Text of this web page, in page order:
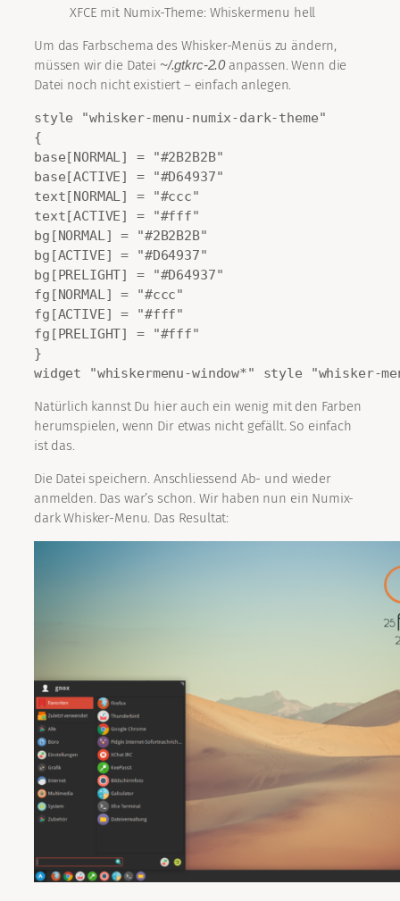
XFCE mit Numix-Theme: Whiskermenu hell
Um das Farbschema des Whisker-Menüs zu ändern,
müssen wir die Datei ~/.gtkrc-2.0anpassen. Wenn die
Datei noch nicht existiert – einfach anlegen.
style "whisker-menu-numix-dark-theme"
{
base[NORMAL] = "#2B2B2B"
base[ACTIVE] = "#D64937"
text[NORMAL] = "#ccc"
text[ACTIVE] = "#fff"
bg[NORMAL] = "#2B2B2B"
bg[ACTIVE] = "#D64937"
bg[PRELIGHT] = "#D64937"
fg[NORMAL] = "#ccc"
fg[ACTIVE] = "#fff"
fg[PRELIGHT] = "#fff"
}
widget "whiskermenu-window*" style "whisker-
Natürlich kannst Du hier auch ein wenig mit den Farben
herumspielen, wenn Dir etwas nicht gefällt. So einfach
ist das.
Die Datei speichern. Anschliessend Ab- und wieder
anmelden. Das war’s schon. Wir haben nun ein Numix-
dark Whisker-Menu. Das Resultat: